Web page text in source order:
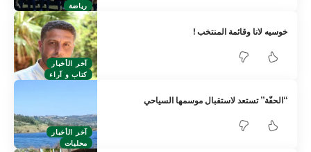
رياضة
آخر الأخبار
كتاب و آراء
خوسيه لانا وقائمة المنتخب !
آخر الأخبار
محليات
“الحفّة” تستعد لاستقبال موسمها السياحي